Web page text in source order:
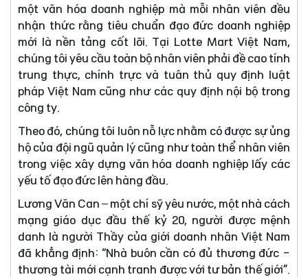
một văn hóa doanh nghiệp mà mỗi nhân viên đều
nhận thức rằng tiêu chuẩn đạo đức doanh nghiệp
mới là nền tảng cốt lõi. Tại Lotte Mart Việt Nam,
chúng tôi yêu cầu toàn bộ nhân viên phải đề cao tính
trung thực, chính trực và tuân thủ quy định luật
pháp Việt Nam cũng như các quy định nội bộ trong
công ty.
Theo đó, chúng tôi luôn nỗ lực nhằm có được sự ủng
hộ của đội ngũ quản lý cũng như toàn thể nhân viên
trong việc xây dựng văn hóa doanh nghiệp lấy các
yếu tố đạo đức lên hàng đầu.
Lương Văn Can – một chí sỹ yêu nước, một nhà cách
mạng giáo dục đầu thế kỷ 20, người được mệnh
danh là người Thầy của giới doanh nhân Việt Nam
đã khẳng định: “Nhà buôn cần có đủ thương đức -
thương tài mới cạnh tranh được với tư bản thế giới”.